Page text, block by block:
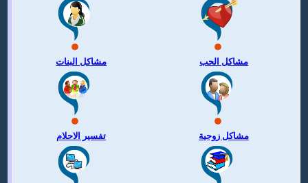
مشاكل البنات مشاكل الحب
تفسير الاحلام مشاكل زوجية